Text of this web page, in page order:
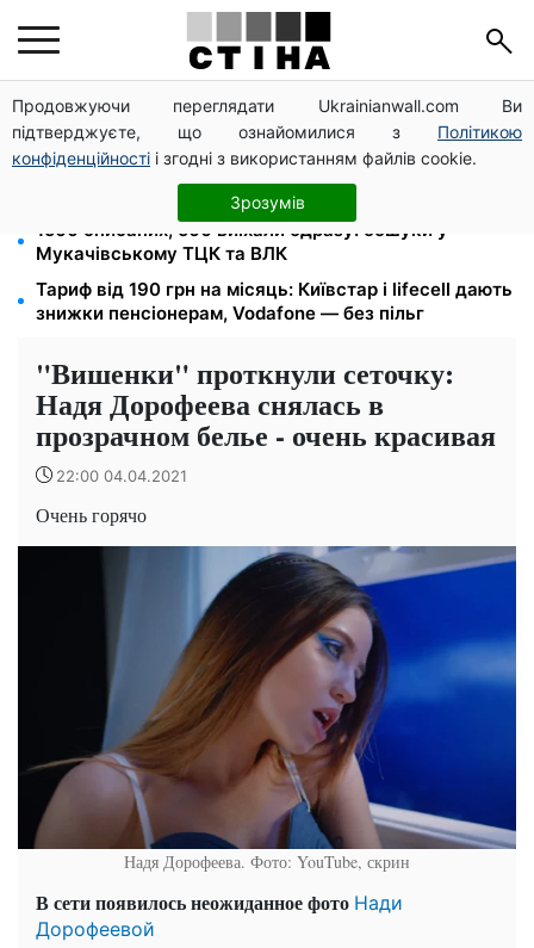
Продовжуючи переглядати Ukrainianwall.com Ви
підтверджуєте, що ознайомилися з Політикою
конфіденційності і згодні з використанням файлів cookie.
Зрозумів
Допомога людям з інвалідністю I-II групи: DRC,
Acted і NP реєструють просто вдома на Херсонщині
Кешбек до 40% на Netflix та YouTube: Ощадбанк і
Mastercard запустили акцію до кінця жовтня
1500 списаних, 500 виїхали одразу: обшуки у
Мукачівському ТЦК та ВЛК
Тариф від 190 грн на місяць: Київстар і lifecell дають
знижки пенсіонерам, Vodafone — без пільг
"Вишенки" проткнули сеточку:
Надя Дорофеева снялась в
прозрачном белье - очень красивая
22:00 04.04.2021
Очень горячо
Надя Дорофеева. Фото: YouTube, скрин
В сети появилось неожиданное фото Нади
Дорофеевой